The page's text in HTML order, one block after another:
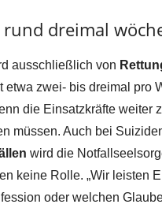
dreimal
ausschließlich von
etwa zwei- bis dreimal pro
die Einsatzkräfte weiter
müssen. Auch bei
wird die
keine Rolle. „Wir leisten
oder welchen